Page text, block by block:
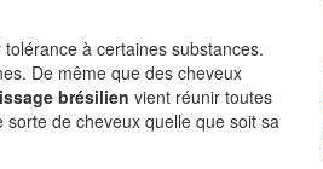
à certaines substances.
De même que des cheveux
brésilien vient réunir toutes
sorte de cheveux quelle que soit sa